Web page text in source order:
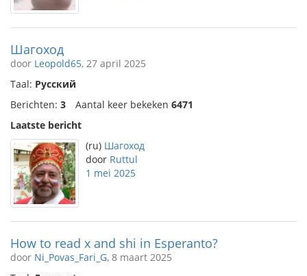
Шагоход
door Leopold65, 27 april 2025
Taal: Русский
Berichten: 3 Aantal keer bekeken 6471
Laatste bericht
(ru) Шагоход
door Ruttul
1 mei 2025
How to read x and shi in Esperanto?
door Ni_Povas_Fari_G, 8 maart 2025